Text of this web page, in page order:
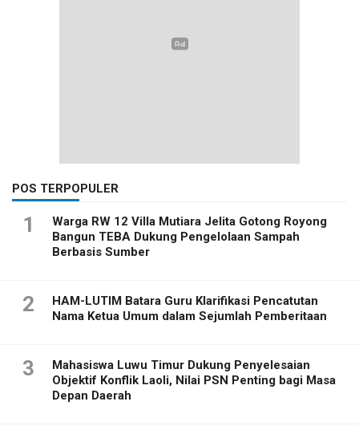
POS TERPOPULER
1
Warga RW 12 Villa Mutiara Jelita Gotong Royong
Bangun TEBA Dukung Pengelolaan Sampah
Berbasis Sumber
2
HAM-LUTIM Batara Guru Klarifikasi Pencatutan
Nama Ketua Umum dalam Sejumlah Pemberitaan
3
Mahasiswa Luwu Timur Dukung Penyelesaian
Objektif Konflik Laoli, Nilai PSN Penting bagi Masa
Depan Daerah